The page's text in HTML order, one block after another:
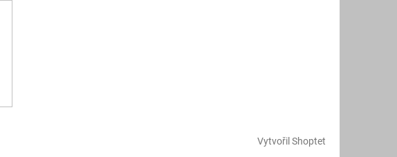
Vytvořil Shoptet